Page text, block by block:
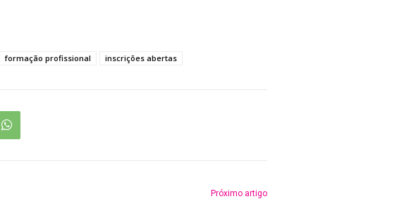
formação profissional inscrições abertas
Próximo artigo